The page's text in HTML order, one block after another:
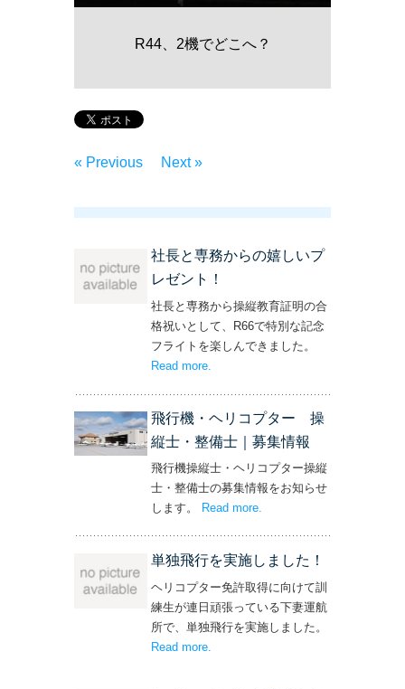
R44、2機でどこへ？
« Previous Next »
社長と専務からの嬉しいプ
レゼント！
社長と専務から操縦教育証明の合
格祝いとして、R66で特別な記念
フライトを楽しんできました。
Read more– ‘社長と専務からの嬉しいプレゼン
.
飛行機・ヘリコプター 操
縦士・整備士｜募集情報
飛行機操縦士・ヘリコプター操縦
士・整備士の募集情報をお知らせ
します。
Read more– ‘飛行機・ヘリコプター
.
単独飛行を実施しました！
ヘリコプター免許取得に向けて訓
練生が連日頑張っている下妻運航
所で、単独飛行を実施しました。
Read more